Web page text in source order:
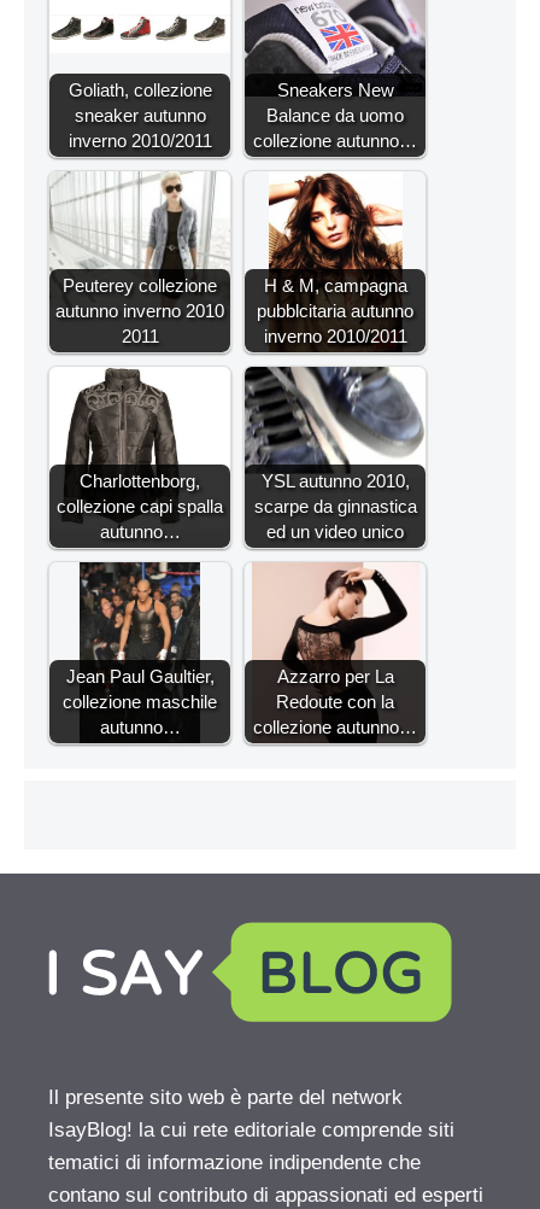
Goliath, collezione
sneaker autunno
inverno 2010/2011
Sneakers New
Balance da uomo
collezione autunno…
Peuterey collezione
autunno inverno 2010
2011
H & M, campagna
pubblcitaria autunno
inverno 2010/2011
Charlottenborg,
collezione capi spalla
autunno…
YSL autunno 2010,
scarpe da ginnastica
ed un video unico
Jean Paul Gaultier,
collezione maschile
autunno…
Azzarro per La
Redoute con la
collezione autunno…
Il presente sito web è parte del network
IsayBlog! la cui rete editoriale comprende siti
tematici di informazione indipendente che
contano sul contributo di appassionati ed esperti